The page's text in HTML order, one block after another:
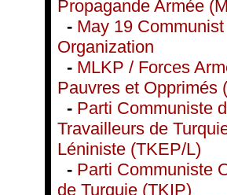
Propagande Armée
- May 19 Communist
Organization
- MLKP / Forces
Pauvres et Opprimés
- Parti Communiste
Travailleurs de
Léniniste (TKEP/L)
- Parti Communiste
de Turquie (TKIP)